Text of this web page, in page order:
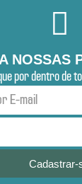
NOSSAS
por dentro de
Cadastrar-